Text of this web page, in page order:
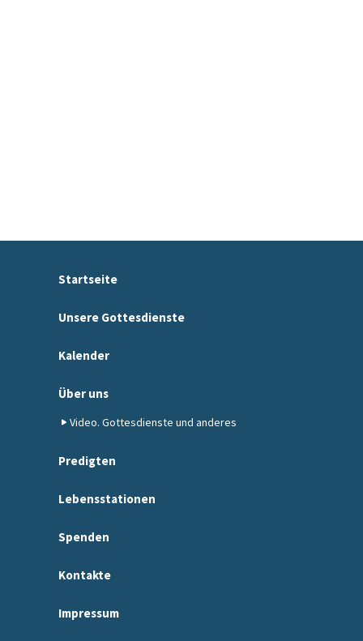
Startseite
Unsere Gottesdienste
Kalender
Über uns
Video. Gottesdienste und anderes
Predigten
Lebensstationen
Spenden
Kontakte
Impressum